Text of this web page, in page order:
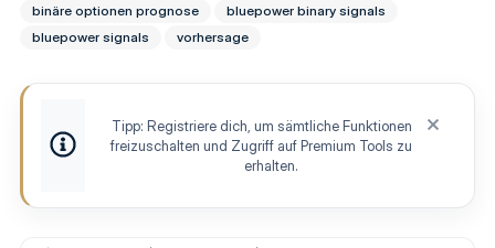
t
o
t
u
r
t
e
n
h
l
w
r
t
e
binäre optionen prognose
bluepower binary signals
bluepower signals
vorhersage
Tipp: Registriere dich, um sämtliche Funktionen
freizuschalten und Zugriff auf Premium Tools zu
erhalten.